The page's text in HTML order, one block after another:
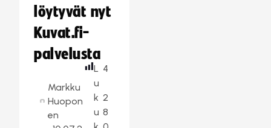
löytyvät nyt
Kuvat.fi-
palvelusta
Markku
Huopon
en
L
u
k
u
4
2
8